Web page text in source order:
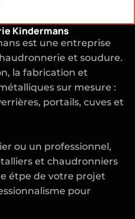
Kindermans
est une entreprise
et soudure.
la fabrication et
sur mesure :
portails, cuves et
ou un professionnel,
et chaudronniers
étpe de votre projet
pour